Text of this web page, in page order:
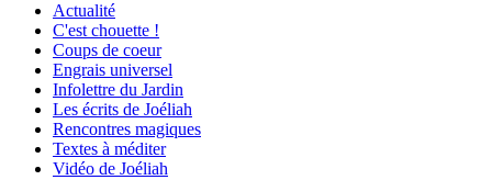
Actualité
C'est chouette !
Coups de coeur
Engrais universel
Infolettre du Jardin
Les écrits de Joéliah
Rencontres magiques
Textes à méditer
Vidéo de Joéliah